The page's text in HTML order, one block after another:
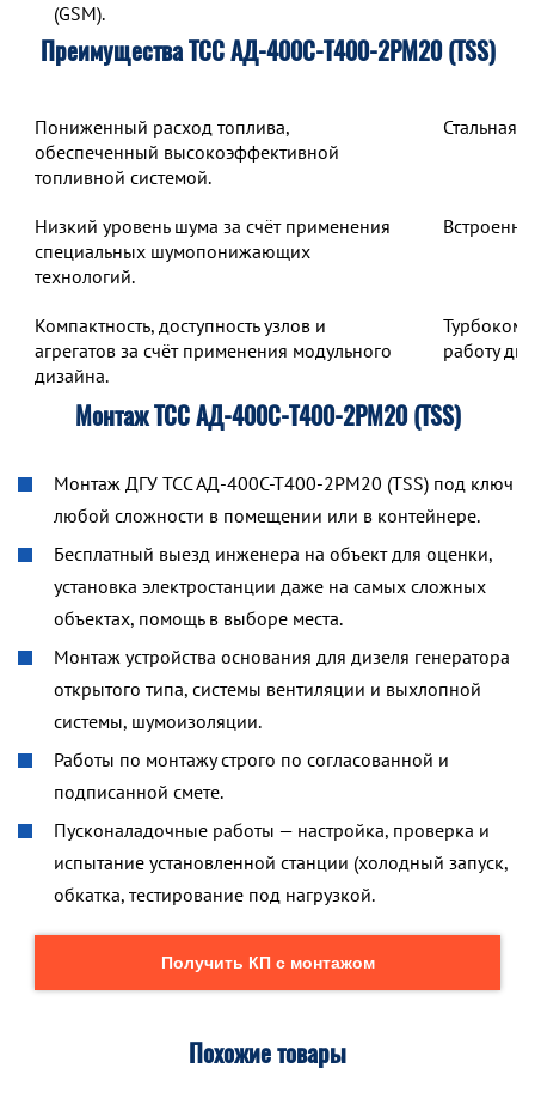
(GSM).
Преимущества ТСС АД-400С-Т400-2РМ20 (TSS)
Пониженный расход топлива,
обеспеченный высокоэффективной
топливной системой.
Стальная
Низкий уровень шума за счёт применения
специальных шумопонижающих
технологий.
Компактность, доступность узлов и
агрегатов за счёт применения модульного
дизайна.
работу
Монтаж ТСС АД-400С-Т400-2РМ20 (TSS)
Монтаж ДГУ ТСС АД-400С-Т400-2РМ20 (TSS) под ключ
любой сложности в помещении или в контейнере.
Бесплатный выезд инженера на объект для оценки,
установка электростанции даже на самых сложных
объектах, помощь в выборе места.
Монтаж устройства основания для дизеля генератора
открытого типа, системы вентиляции и выхлопной
системы, шумоизоляции.
Работы по монтажу строго по согласованной и
подписанной смете.
Пусконаладочные работы — настройка, проверка и
испытание установленной станции (холодный запуск,
обкатка, тестирование под нагрузкой.
Получить КП с монтажом
Похожие товары